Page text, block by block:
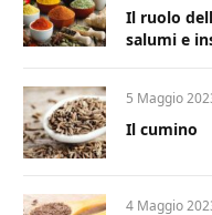
Il ruolo
salumi e
5 Maggio
Il cumino
4 Maggio